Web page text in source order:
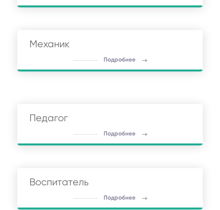
Механик
Подробнее
Педагог
Подробнее
Воспитатель
Подробнее